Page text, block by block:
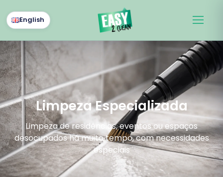
English
Limpeza Especializada
Limpeza de residências, eventos ou espaços
desocupados há muito tempo, com necessidades
especiais